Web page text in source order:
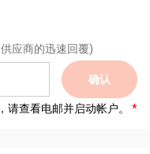
应商的迅速回覆)
确认
查看电邮并启动帐户。